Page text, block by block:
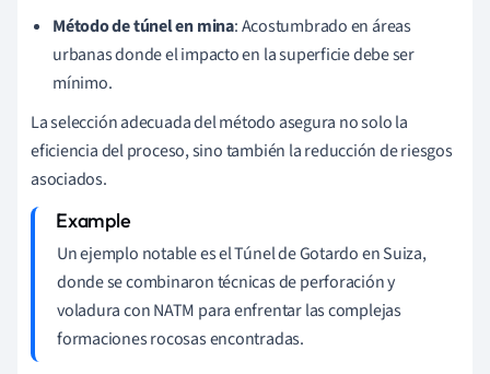
Método de túnel en mina: Acostumbrado en áreas
urbanas donde el impacto en la superficie debe ser
mínimo.
La selección adecuada del método asegura no solo la
eficiencia del proceso, sino también la reducción de riesgos
asociados.
Un ejemplo notable es el Túnel de Gotardo en Suiza,
donde se combinaron técnicas de perforación y
voladura con NATM para enfrentar las complejas
formaciones rocosas encontradas.